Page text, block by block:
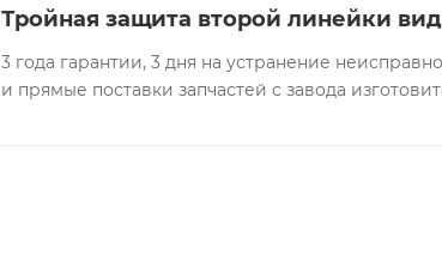
Тройная защита второй линейки
3 года гарантии, 3 дня на устранение
и прямые поставки запчастей с завода